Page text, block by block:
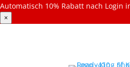
Automatisch 10% Rabatt nach Login
×